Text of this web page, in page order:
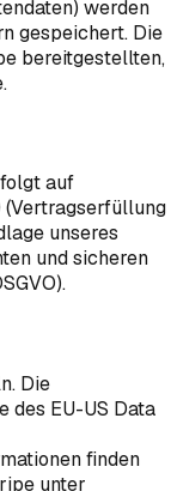
werden
gespeichert. Die
bereitgestellten,
auf
(Vertragserfüllung
unseres
und sicheren
Die
des EU-US Data
finden
unter